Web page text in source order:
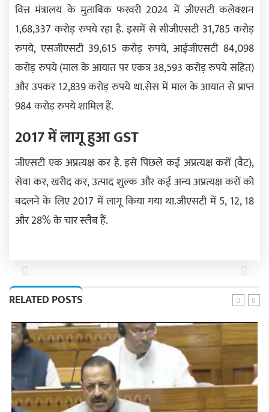
वित्त मंत्रालय के मुताबिक फरवरी 2024 में जीएसटी कलेक्शन
1,68,337 करोड़ रुपये रहा है. इसमें से सीजीएसटी 31,785 करोड़
रुपये, एसजीएसटी 39,615 करोड़ रुपये, आईजीएसटी 84,098
करोड़ रुपये (माल के आयात पर एकत्र 38,593 करोड़ रुपये सहित)
और उपकर 12,839 करोड़ रुपये था.सेस में माल के आयात से प्राप्त
984 करोड़ रुपये शामिल हैं.
2017 में लागू हुआ GST
जीएसटी एक अप्रत्यक्ष कर है. इसे पिछले कई अप्रत्यक्ष करों (वैट),
सेवा कर, खरीद कर, उत्पाद शुल्क और कई अन्य अप्रत्यक्ष करों को
बदलने के लिए 2017 में लागू किया गया था.जीएसटी में 5, 12, 18
और 28% के चार स्लैब हैं.
Previous Next
RELATED POSTS